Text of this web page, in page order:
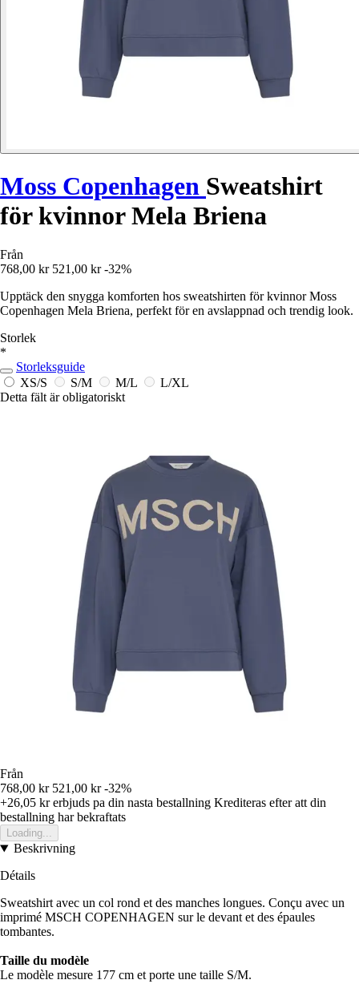
Moss Copenhagen Sweatshirt
för kvinnor Mela Briena
Från
768,00 kr 521,00 kr -32%
Upptäck den snygga komforten hos sweatshirten för kvinnor Moss
Copenhagen Mela Briena, perfekt för en avslappnad och trendig look.
Storlek
*
Storleksguide
XS/S
S/M M/L
L/XL
Detta fält är obligatoriskt
Från
768,00 kr 521,00 kr -32%
+26,05 krerbjuds pa din nasta bestallning Krediteras efter att din
bestallning har bekraftats
Loading...
Beskrivning
Détails
Sweatshirt avec un col rond et des manches longues. Conçu avec un
imprimé MSCH COPENHAGEN sur le devant et des épaules
tombantes.
Taille du modèle
Le modèle mesure 177 cm et porte une taille S/M.